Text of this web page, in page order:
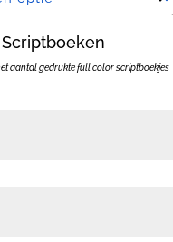
aantal gedrukte full color scriptboekjes